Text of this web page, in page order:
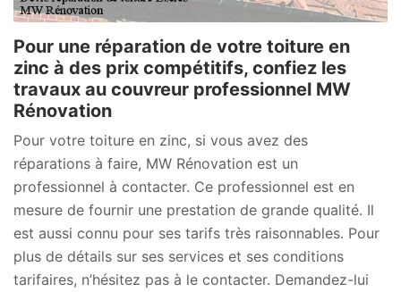
Pour une réparation de votre toiture en
zinc à des prix compétitifs, confiez les
travaux au couvreur professionnel MW
Rénovation
Pour votre toiture en zinc, si vous avez des
réparations à faire, MW Rénovation est un
professionnel à contacter. Ce professionnel est en
mesure de fournir une prestation de grande qualité. Il
est aussi connu pour ses tarifs très raisonnables. Pour
plus de détails sur ses services et ses conditions
tarifaires, n’hésitez pas à le contacter. Demandez-lui